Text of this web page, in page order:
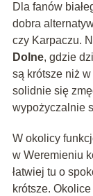
Dla fanów
dobra
czy Karpaczu.
Dolne, gdzie
są krótsze niż
solidnie się
wypożyczalnie
W okolicy
w Weremieniu
łatwiej tu o
krótsze.